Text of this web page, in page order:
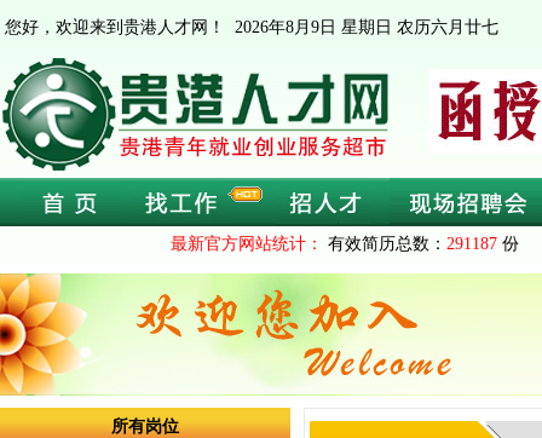
您好，欢迎来到贵港人才网！ 2026年8月9日 星期日 农历六月廿七
最新官方网站统计： 有效简历总数： 291187 份
所有岗位